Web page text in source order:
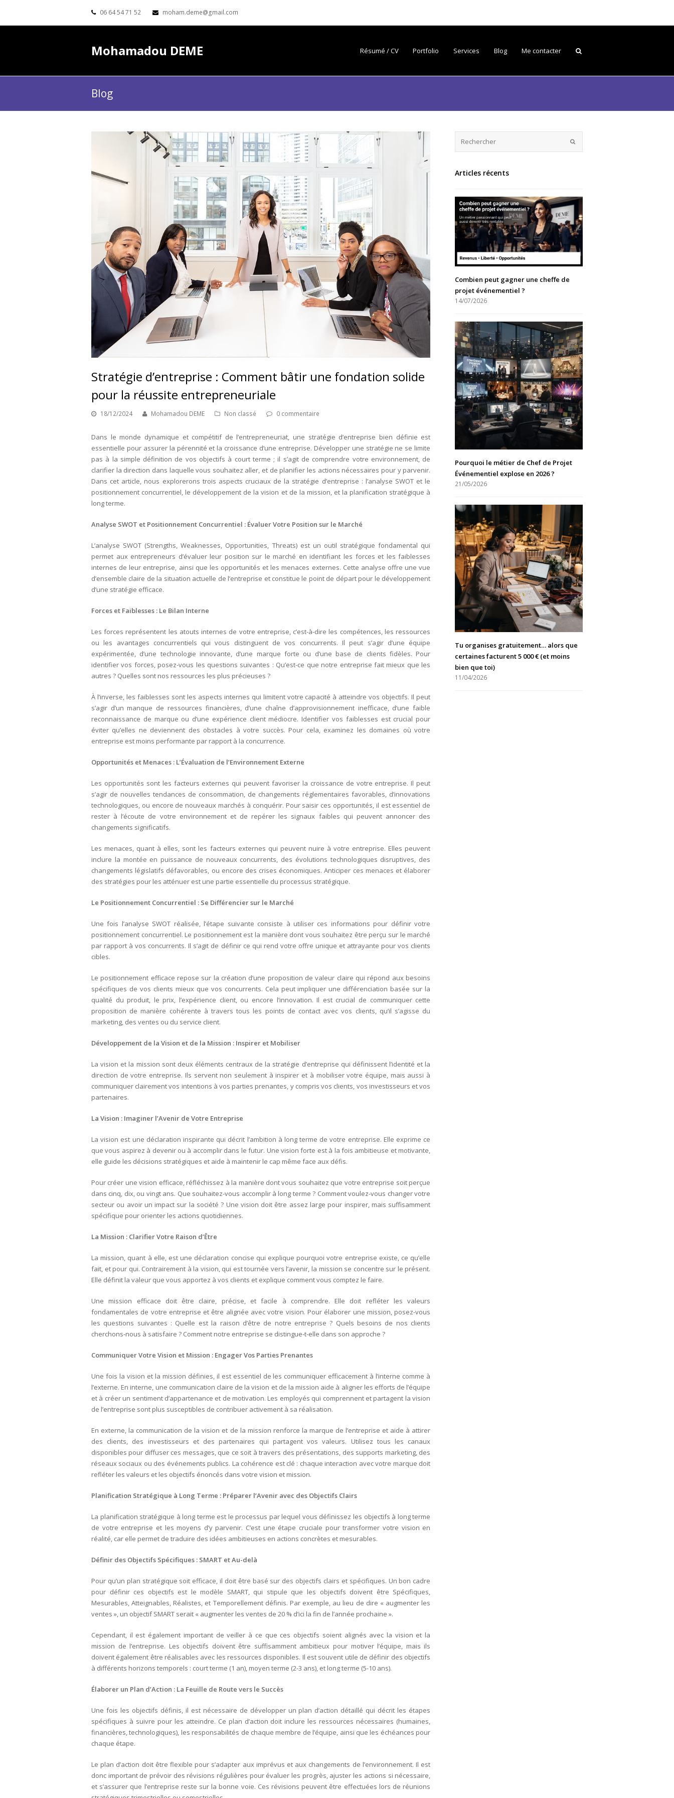
06 64 54 71 52 moham.deme@gmail.com
Mohamadou DEME Résumé / CV Portfolio Services Blog Me contacter
Blog
Stratégie d’entreprise : Comment bâtir une fondation solide
pour la réussite entrepreneuriale
18/12/2024 Mohamadou DEME Non classé 0 commentaire
Dans le monde dynamique et compétitif de l’entrepreneuriat, une stratégie d’entreprise bien définie est
essentielle pour assurer la pérennité et la croissance d’une entreprise. Développer une stratégie ne se limite
pas à la simple définition de vos objectifs à court terme ; il s’agit de comprendre votre environnement, de
clarifier la direction dans laquelle vous souhaitez aller, et de planifier les actions nécessaires pour y parvenir.
Dans cet article, nous explorerons trois aspects cruciaux de la stratégie d’entreprise : l’analyse SWOT et le
positionnement concurrentiel, le développement de la vision et de la mission, et la planification stratégique à
long terme.
Analyse SWOT et Positionnement Concurrentiel : Évaluer Votre Position sur le Marché
L’analyse SWOT (Strengths, Weaknesses, Opportunities, Threats) est un outil stratégique fondamental qui
permet aux entrepreneurs d’évaluer leur position sur le marché en identifiant les forces et les faiblesses
internes de leur entreprise, ainsi que les opportunités et les menaces externes. Cette analyse offre une vue
d’ensemble claire de la situation actuelle de l’entreprise et constitue le point de départ pour le développement
d’une stratégie efficace.
Forces et Faiblesses : Le Bilan Interne
Les forces représentent les atouts internes de votre entreprise, c’est-à-dire les compétences, les ressources
ou les avantages concurrentiels qui vous distinguent de vos concurrents. Il peut s’agir d’une équipe
expérimentée, d’une technologie innovante, d’une marque forte ou d’une base de clients fidèles. Pour
identifier vos forces, posez-vous les questions suivantes : Qu’est-ce que notre entreprise fait mieux que les
autres ? Quelles sont nos ressources les plus précieuses ?
À l’inverse, les faiblesses sont les aspects internes qui limitent votre capacité à atteindre vos objectifs. Il peut
s’agir d’un manque de ressources financières, d’une chaîne d’approvisionnement inefficace, d’une faible
reconnaissance de marque ou d’une expérience client médiocre. Identifier vos faiblesses est crucial pour
éviter qu’elles ne deviennent des obstacles à votre succès. Pour cela, examinez les domaines où votre
entreprise est moins performante par rapport à la concurrence.
Opportunités et Menaces : L’Évaluation de l’Environnement Externe
Les opportunités sont les facteurs externes qui peuvent favoriser la croissance de votre entreprise. Il peut
s’agir de nouvelles tendances de consommation, de changements réglementaires favorables, d’innovations
technologiques, ou encore de nouveaux marchés à conquérir. Pour saisir ces opportunités, il est essentiel de
rester à l’écoute de votre environnement et de repérer les signaux faibles qui peuvent annoncer des
changements significatifs.
Les menaces, quant à elles, sont les facteurs externes qui peuvent nuire à votre entreprise. Elles peuvent
inclure la montée en puissance de nouveaux concurrents, des évolutions technologiques disruptives, des
changements législatifs défavorables, ou encore des crises économiques. Anticiper ces menaces et élaborer
des stratégies pour les atténuer est une partie essentielle du processus stratégique.
Le Positionnement Concurrentiel : Se Différencier sur le Marché
Une fois l’analyse SWOT réalisée, l’étape suivante consiste à utiliser ces informations pour définir votre
positionnement concurrentiel. Le positionnement est la manière dont vous souhaitez être perçu sur le marché
par rapport à vos concurrents. Il s’agit de définir ce qui rend votre offre unique et attrayante pour vos clients
cibles.
Le positionnement efficace repose sur la création d’une proposition de valeur claire qui répond aux besoins
spécifiques de vos clients mieux que vos concurrents. Cela peut impliquer une différenciation basée sur la
qualité du produit, le prix, l’expérience client, ou encore l’innovation. Il est crucial de communiquer cette
proposition de manière cohérente à travers tous les points de contact avec vos clients, qu’il s’agisse du
marketing, des ventes ou du service client.
Développement de la Vision et de la Mission : Inspirer et Mobiliser
La vision et la mission sont deux éléments centraux de la stratégie d’entreprise qui définissent l’identité et la
direction de votre entreprise. Ils servent non seulement à inspirer et à mobiliser votre équipe, mais aussi à
communiquer clairement vos intentions à vos parties prenantes, y compris vos clients, vos investisseurs et vos
partenaires.
La Vision : Imaginer l’Avenir de Votre Entreprise
La vision est une déclaration inspirante qui décrit l’ambition à long terme de votre entreprise. Elle exprime ce
que vous aspirez à devenir ou à accomplir dans le futur. Une vision forte est à la fois ambitieuse et motivante,
elle guide les décisions stratégiques et aide à maintenir le cap même face aux défis.
Pour créer une vision efficace, réfléchissez à la manière dont vous souhaitez que votre entreprise soit perçue
dans cinq, dix, ou vingt ans. Que souhaitez-vous accomplir à long terme ? Comment voulez-vous changer votre
secteur ou avoir un impact sur la société ? Une vision doit être assez large pour inspirer, mais suffisamment
spécifique pour orienter les actions quotidiennes.
La Mission : Clarifier Votre Raison d’Être
La mission, quant à elle, est une déclaration concise qui explique pourquoi votre entreprise existe, ce qu’elle
fait, et pour qui. Contrairement à la vision, qui est tournée vers l’avenir, la mission se concentre sur le présent.
Elle définit la valeur que vous apportez à vos clients et explique comment vous comptez le faire.
Une mission efficace doit être claire, précise, et facile à comprendre. Elle doit refléter les valeurs
fondamentales de votre entreprise et être alignée avec votre vision. Pour élaborer une mission, posez-vous
les questions suivantes : Quelle est la raison d’être de notre entreprise ? Quels besoins de nos clients
cherchons-nous à satisfaire ? Comment notre entreprise se distingue-t-elle dans son approche ?
Communiquer Votre Vision et Mission : Engager Vos Parties Prenantes
Une fois la vision et la mission définies, il est essentiel de les communiquer efficacement à l’interne comme à
l’externe. En interne, une communication claire de la vision et de la mission aide à aligner les efforts de l’équipe
et à créer un sentiment d’appartenance et de motivation. Les employés qui comprennent et partagent la vision
de l’entreprise sont plus susceptibles de contribuer activement à sa réalisation.
En externe, la communication de la vision et de la mission renforce la marque de l’entreprise et aide à attirer
des clients, des investisseurs et des partenaires qui partagent vos valeurs. Utilisez tous les canaux
disponibles pour diffuser ces messages, que ce soit à travers des présentations, des supports marketing, des
réseaux sociaux ou des événements publics. La cohérence est clé : chaque interaction avec votre marque doit
refléter les valeurs et les objectifs énoncés dans votre vision et mission.
Planification Stratégique à Long Terme : Préparer l’Avenir avec des Objectifs Clairs
La planification stratégique à long terme est le processus par lequel vous définissez les objectifs à long terme
de votre entreprise et les moyens d’y parvenir. C’est une étape cruciale pour transformer votre vision en
réalité, car elle permet de traduire des idées ambitieuses en actions concrètes et mesurables.
Définir des Objectifs Spécifiques : SMART et Au-delà
Pour qu’un plan stratégique soit efficace, il doit être basé sur des objectifs clairs et spécifiques. Un bon cadre
pour définir ces objectifs est le modèle SMART, qui stipule que les objectifs doivent être Spécifiques,
Mesurables, Atteignables, Réalistes, et Temporellement définis. Par exemple, au lieu de dire « augmenter les
ventes », un objectif SMART serait « augmenter les ventes de 20 % d’ici la fin de l’année prochaine ».
Cependant, il est également important de veiller à ce que ces objectifs soient alignés avec la vision et la
mission de l’entreprise. Les objectifs doivent être suffisamment ambitieux pour motiver l’équipe, mais ils
doivent également être réalisables avec les ressources disponibles. Il est souvent utile de définir des objectifs
à différents horizons temporels : court terme (1 an), moyen terme (2-3 ans), et long terme (5-10 ans).
Élaborer un Plan d’Action : La Feuille de Route vers le Succès
Une fois les objectifs définis, il est nécessaire de développer un plan d’action détaillé qui décrit les étapes
spécifiques à suivre pour les atteindre. Ce plan d’action doit inclure les ressources nécessaires (humaines,
financières, technologiques), les responsabilités de chaque membre de l’équipe, ainsi que les échéances pour
chaque étape.
Le plan d’action doit être flexible pour s’adapter aux imprévus et aux changements de l’environnement. Il est
donc important de prévoir des révisions régulières pour évaluer les progrès, ajuster les actions si nécessaire,
et s’assurer que l’entreprise reste sur la bonne voie. Ces révisions peuvent être effectuées lors de réunions
Articles récents
Combien peut gagner une cheffe de
projet événementiel ?
14/07/2026
Pourquoi le métier de Chef de Projet
Événementiel explose en 2026 ?
21/05/2026
Tu organises gratuitement… alors que
certaines facturent 5 000 € (et moins
bien que toi)
11/04/2026